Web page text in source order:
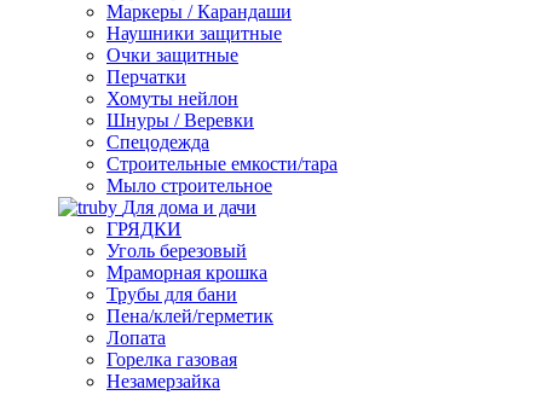
Маркеры / Карандаши
Наушники защитные
Очки защитные
Перчатки
Хомуты нейлон
Шнуры / Веревки
Спецодежда
Строительные емкости/тара
Мыло строительное
Для дома и дачи
ГРЯДКИ
Уголь березовый
Мраморная крошка
Трубы для бани
Пена/клей/герметик
Лопата
Горелка газовая
Незамерзайка